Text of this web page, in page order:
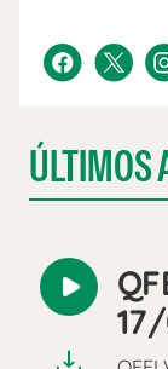
ÚLTIMOS
audio